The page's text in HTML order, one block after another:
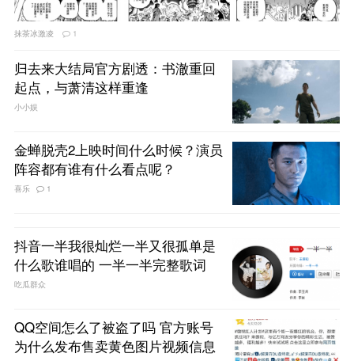
抹茶冰激凌 1
归去来大结局官方剧透：书澈重回
起点，与萧清这样重逢
小小娱
金蝉脱壳2上映时间什么时候？演员
阵容都有谁有什么看点呢？
喜乐 1
抖音一半我很灿烂一半又很孤单是
什么歌谁唱的 一半一半完整歌词
吃瓜群众
QQ空间怎么了被盗了吗 官方账号
为什么发布售卖黄色图片视频信息